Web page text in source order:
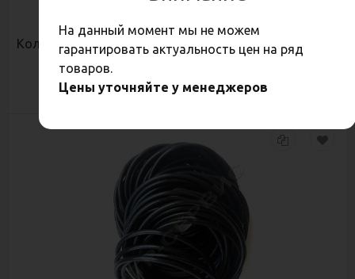
Кольцо 014-019-30
На данный момент мы не можем
гарантировать актуальность цен на ряд
товаров.
Цены уточняйте у менеджеров